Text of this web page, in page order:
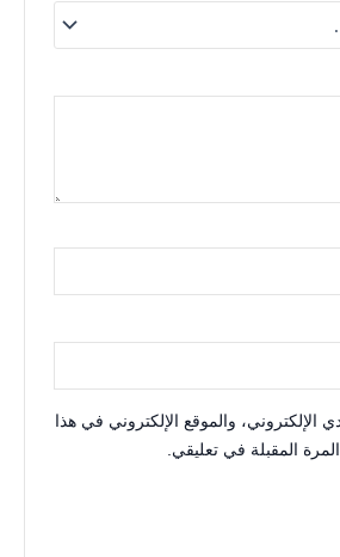
والموقع الإلكتروني في هذا
المقبلة في تعليقي.